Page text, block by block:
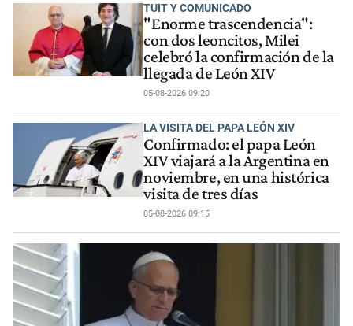
TUIT Y COMUNICADO
"Enorme trascendencia":
con dos leoncitos, Milei
celebró la confirmación de la
llegada de León XIV
05-08-2026 09:20
LA VISITA DEL PAPA LEÓN XIV
Confirmado: el papa León
XIV viajará a la Argentina en
noviembre, en una histórica
visita de tres días
05-08-2026 09:15